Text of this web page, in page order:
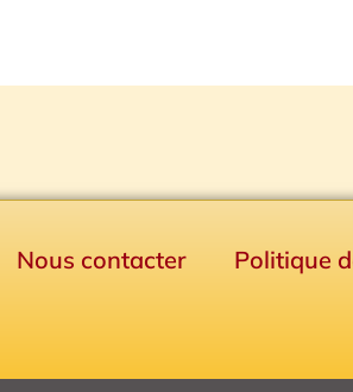
Nous contacter Politique